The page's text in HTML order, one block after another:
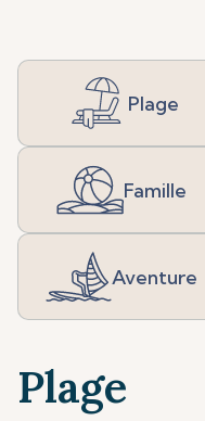
Plage
Famille
Aventure
Plage